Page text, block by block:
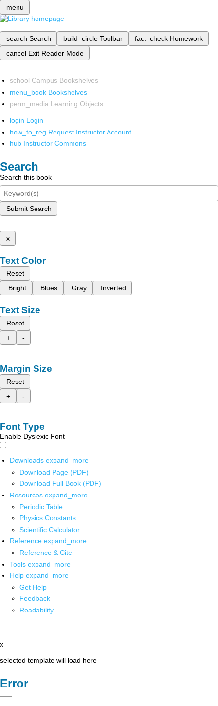
menu
search Search build_circle Toolbar fact_check Homework
cancel Exit Reader Mode
school Campus Bookshelves
menu_book Bookshelves
perm_media Learning Objects
login Login
how_to_reg Request Instructor Account
hub Instructor Commons
Search
Search this book
Submit Search
x
Text Color
Reset
Bright
Blues Gray Inverted
Text Size
Reset
+
-
Margin Size
Reset
+
-
Font Type
Enable Dyslexic Font
Downloads expand_more
Download Page (PDF)
Download Full Book (PDF)
Resources expand_more
Periodic Table
Physics Constants
Scientific Calculator
Reference expand_more
Reference & Cite
Tools expand_more
Help expand_more
Get Help
Feedback
Readability
x
selected template will load here
Error